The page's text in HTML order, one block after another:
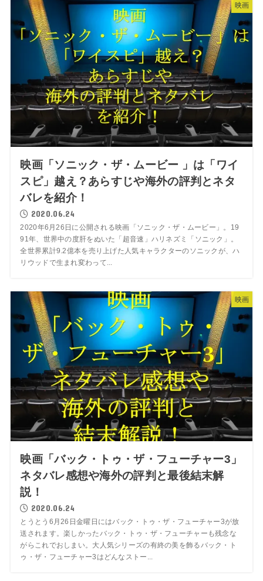
映画
映画「ソニック・ザ・ムービー 」は「ワイ
スピ」越え？あらすじや海外の評判とネタ
バレを紹介！
2020.06.24
2020年6月26日に公開される映画「ソニック・ザ・ムービー」。19
91年、世界中の度肝をぬいた「超音速」ハリネズミ「ソニック」。
全世界累計9.2億本を売り上げた人気キャラクターのソニックが、ハ
リウッドで生まれ変わって...
映画
映画「バック・トゥ・ザ・フューチャー3」
ネタバレ感想や海外の評判と最後結末解
説！
2020.06.24
とうとう6月26日金曜日にはバック・トゥ・ザ・フューチャー3が放
送されます。楽しかったバック・トゥ・ザ・フューチャーも残念な
がらこれでおしまい。大人気シリーズの有終の美を飾るバック・ト
ゥ・ザ・フューチャー3はどんなストー...